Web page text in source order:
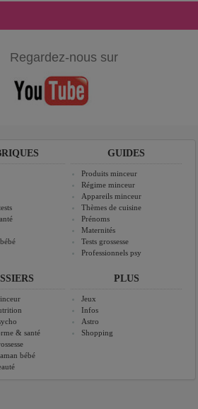
Regardez-nous sur
& santé
bébé
GUIDES
Produits minceur
Régime minceur
Appareils minceur
Thèmes de cuisine
Prénoms
Maternités
Tests grossesse
Professionnels psy
PLUS
Jeux
Infos
Astro
Shopping